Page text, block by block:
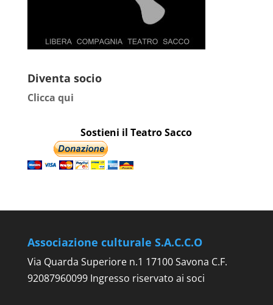
Diventa socio
Clicca qui
Sostieni il Teatro Sacco
Associazione culturale S.A.C.C.O
Via Quarda Superiore n.1 17100 Savona C.F.
92087960099 Ingresso riservato ai soci